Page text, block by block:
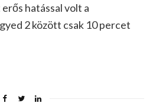
hatással volt a
2 között csak 10 percet